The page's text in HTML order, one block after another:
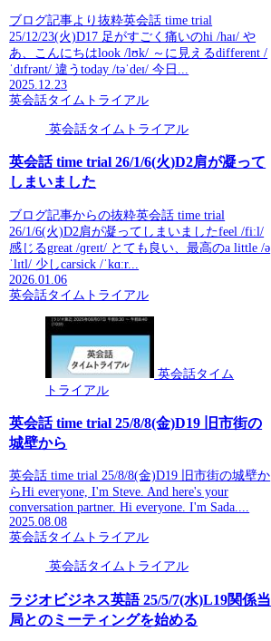
ブログ記事より抜粋英会話 time trial
25/12/23(火)D17 足がすごく痛いのhi /haɪ/ や
あ、こんにちはlook /lʊk/ ～に見えるdifferent /
ˈdɪfrənt/ 違うtoday /təˈdeɪ/ 今日...
2025.12.23
英会話タイムトライアル
英会話タイムトライアル
英会話 time trial 26/1/6(火)D2肩が凝って
しまいました
ブログ記事からの抜粋英会話 time trial
26/1/6(火)D2肩が凝ってしまいましたfeel /fiːl/
感じるgreat /ɡreɪt/ とても良い、最高のa little /ə
ˈlɪtl/ 少しcarsick /ˈkɑːr...
2026.01.06
英会話タイムトライアル
英会話タイム
トライアル
英会話 time trial 25/8/8(金)D19 旧市街の
城壁から
英会話 time trial 25/8/8(金)D19 旧市街の城壁か
らHi everyone, I'm Steve. And here's your
conversation partner. Hi everyone. I'm Sada....
2025.08.08
英会話タイムトライアル
英会話タイムトライアル
ラジオビジネス英語 25/5/7(水)L19関係当
局とのミーティングを始める